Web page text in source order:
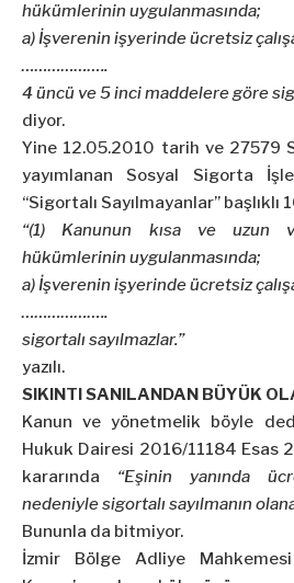
hükümlerinin uygulanmasında;
a) İşverenin işyerinde ücretsiz
………………..
4 üncü ve5inci maddelere göre
diyor.
Yine 12.05.2010 tarih ve 27579
yayımlanan Sosyal Sigorta
“Sigortalı Sayılmayanlar”
“(1) Kanunun kısa ve uzun
hükümlerinin uygulanmasında;
a) İşverenin işyerinde ücretsiz
………………..
sigortalı sayılmazlar.”
yazılı.
SIKINTI SANILANDAN BÜYÜK
Kanun ve yönetmelik böyle
Hukuk Dairesi 2016/11184 Esas
kararında “Eşinin yanında
nedeniyle sigortalı sayılmanın
Bununla da bitmiyor.
İzmir Bölge Adliye